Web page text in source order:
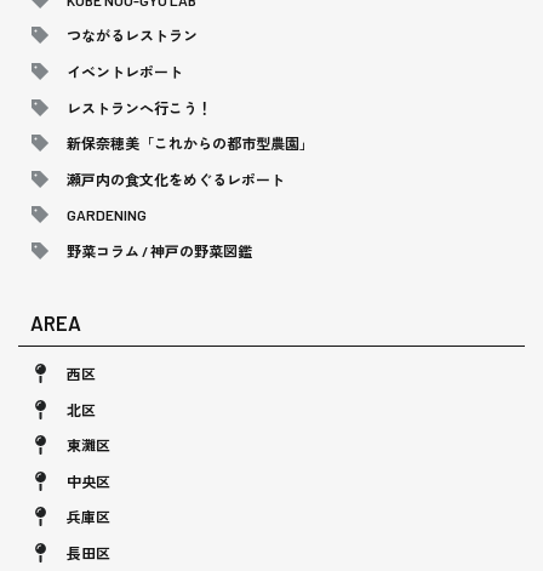
つながるレストラン
イベントレポート
レストランへ行こう！
新保奈穂美「これからの都市型農園」
瀬戸内の食文化をめぐるレポート
GARDENING
野菜コラム / 神戸の野菜図鑑
AREA
西区
北区
東灘区
中央区
兵庫区
長田区